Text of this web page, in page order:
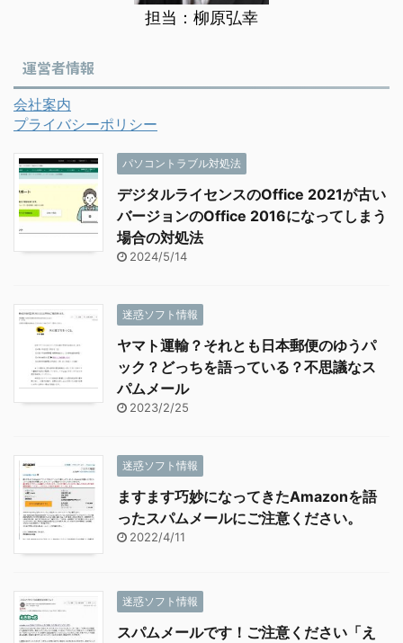
担当：柳原弘幸
運営者情報
会社案内
プライバシーポリシー
パソコントラブル対処法
デジタルライセンスのOffice 2021が古い
バージョンのOffice 2016になってしまう
場合の対処法
2024/5/14
迷惑ソフト情報
ヤマト運輸？それとも日本郵便のゆうパ
ック？どっちを語っている？不思議なス
パムメール
2023/2/25
迷惑ソフト情報
ますます巧妙になってきたAmazonを語
ったスパムメールにご注意ください。
2022/4/11
迷惑ソフト情報
スパムメールです！ご注意ください「え